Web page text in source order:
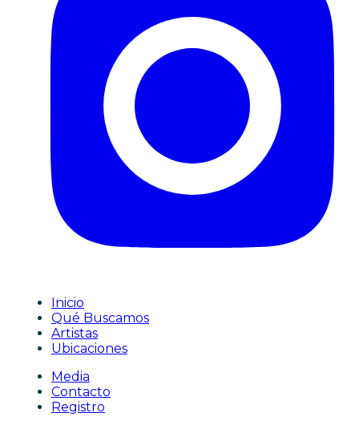
Inicio
Qué Buscamos
Artistas
Ubicaciones
Media
Contacto
Registro